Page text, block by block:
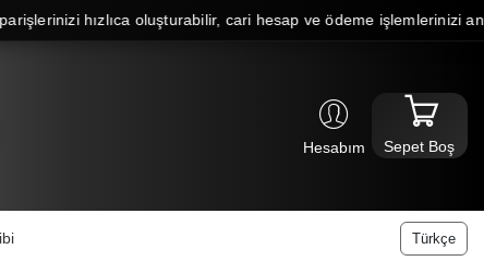
hızlıca oluşturabilir, cari hesap ve ödeme işlemlerinizi
Hesabım Sepet Boş
Türkçe